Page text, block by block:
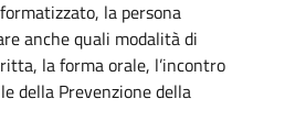
la persona
anche quali modalità di
la forma orale, l’incontro
della Prevenzione della